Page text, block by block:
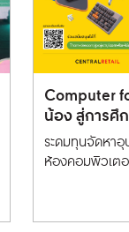
Computer
น้อง สู่การศึ
ระดมทุนจัดหา
ห้องคอมพิวเต